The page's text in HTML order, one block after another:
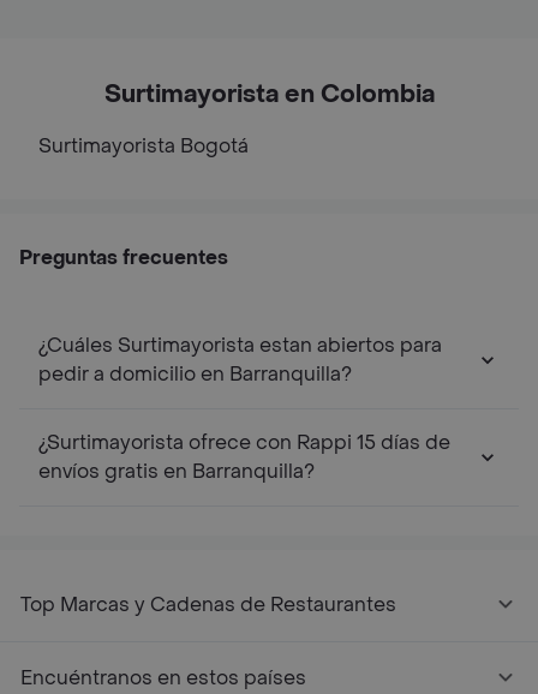
Surtimayorista en Colombia
Surtimayorista Bogotá
Preguntas frecuentes
¿Cuáles Surtimayorista estan abiertos para
pedir a domicilio en Barranquilla?
¿Surtimayorista ofrece con Rappi 15 días de
envíos gratis en Barranquilla?
Top Marcas y Cadenas de Restaurantes
Encuéntranos en estos países